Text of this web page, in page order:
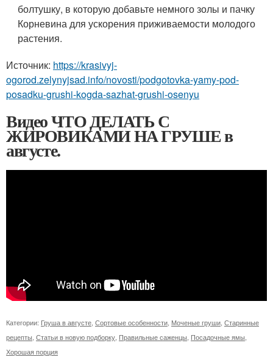
болтушку, в которую добавьте немного золы и пачку
Корневина для ускорения приживаемости молодого
растения.
Источник: https://krasivyj-
ogorod.zelynyjsad.info/novosti/podgotovka-yamy-pod-
posadku-grushi-kogda-sazhat-grushi-osenyu
Видео ЧТО ДЕЛАТЬ С
ЖИРОВИКАМИ НА ГРУШЕ в
августе.
Категории: Груша в августе Сортовые особенности Моченые груши Старинные
рецепты Статьи в новую подборку Правильные саженцы Посадочные ямы
Хорошая порция